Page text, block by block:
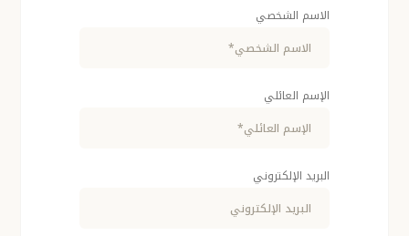
الاسم الشخصي
الإسم العائلي
البريد الإلكتروني